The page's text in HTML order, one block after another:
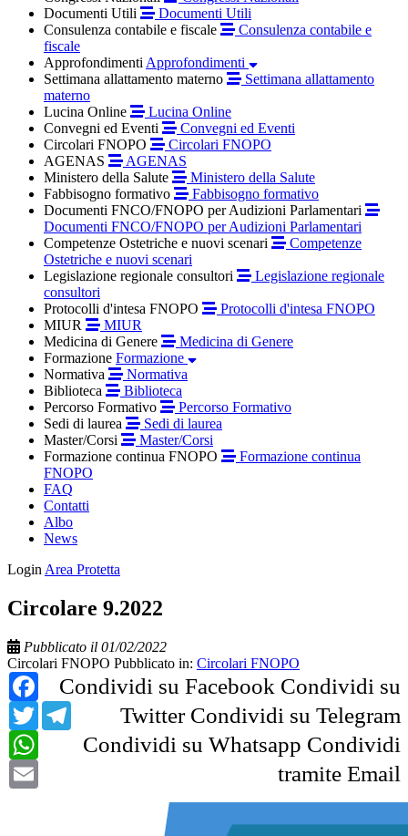
Documenti Utili
Documenti Utili
Consulenza contabile e fiscale
Consulenza contabile e
fiscale
Approfondimenti Approfondimenti
Settimana allattamento materno
Settimana allattamento
materno
Lucina Online
Lucina Online
Convegni ed Eventi
Convegni ed Eventi
Circolari FNOPO
Circolari FNOPO
AGENAS
AGENAS
Ministero della Salute
Ministero della Salute
Fabbisogno formativo
Fabbisogno formativo
Documenti FNCO/FNOPO per Audizioni Parlamentari
Documenti FNCO/FNOPO per Audizioni Parlamentari
Competenze Ostetriche e nuovi scenari
Competenze
Ostetriche e nuovi scenari
Legislazione regionale consultori
Legislazione regionale
consultori
Protocolli d'intesa FNOPO
Protocolli d'intesa FNOPO
MIUR
MIUR
Medicina di Genere
Medicina di Genere
Formazione Formazione
Normativa
Normativa
Biblioteca
Biblioteca
Percorso Formativo
Percorso Formativo
Sedi di laurea
Sedi di laurea
Master/Corsi
Master/Corsi
Formazione continua FNOPO
Formazione continua
FNOPO
FAQ
Contatti
Albo
News
Login Area Protetta
Circolare 9.2022
Pubblicato il 01/02/2022
Circolari FNOPO Pubblicato in: Circolari FNOPO
Condividi su Facebook
Facebook
Condividi su
Twitter
Twitter Condividi su Telegram
Telegram
Condividi su Whatsapp
WhatsApp
Condividi
tramite Email